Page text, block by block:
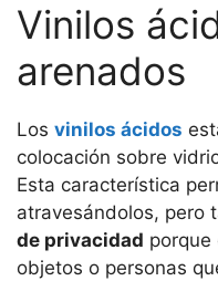
Vinilos
arenados
Los vinilos ácidos
colocación sobre
Esta característica
atravesándolos, pero
de privacidad porque
objetos o personas